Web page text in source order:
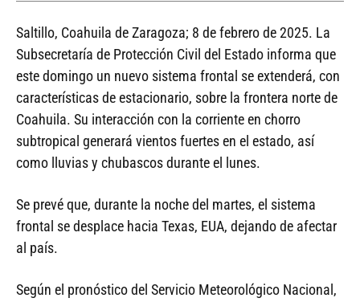
Saltillo, Coahuila de Zaragoza; 8 de febrero de 2025. La
Subsecretaría de Protección Civil del Estado informa que
este domingo un nuevo sistema frontal se extenderá, con
características de estacionario, sobre la frontera norte de
Coahuila. Su interacción con la corriente en chorro
subtropical generará vientos fuertes en el estado, así
como lluvias y chubascos durante el lunes.
Se prevé que, durante la noche del martes, el sistema
frontal se desplace hacia Texas, EUA, dejando de afectar
al país.
Según el pronóstico del Servicio Meteorológico Nacional,